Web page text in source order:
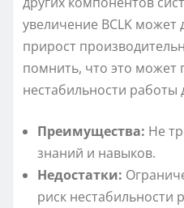
увеличение BCLK
прирост
помнить, что это может
нестабильности работы
Преимущества: Не
знаний и навыков.
Недостатки:
риск нестабильности